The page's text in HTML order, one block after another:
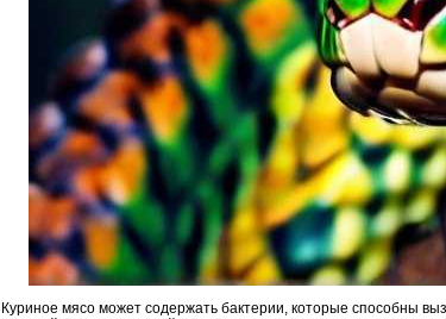
Куриное мясо может содержать бактерии, которые способны